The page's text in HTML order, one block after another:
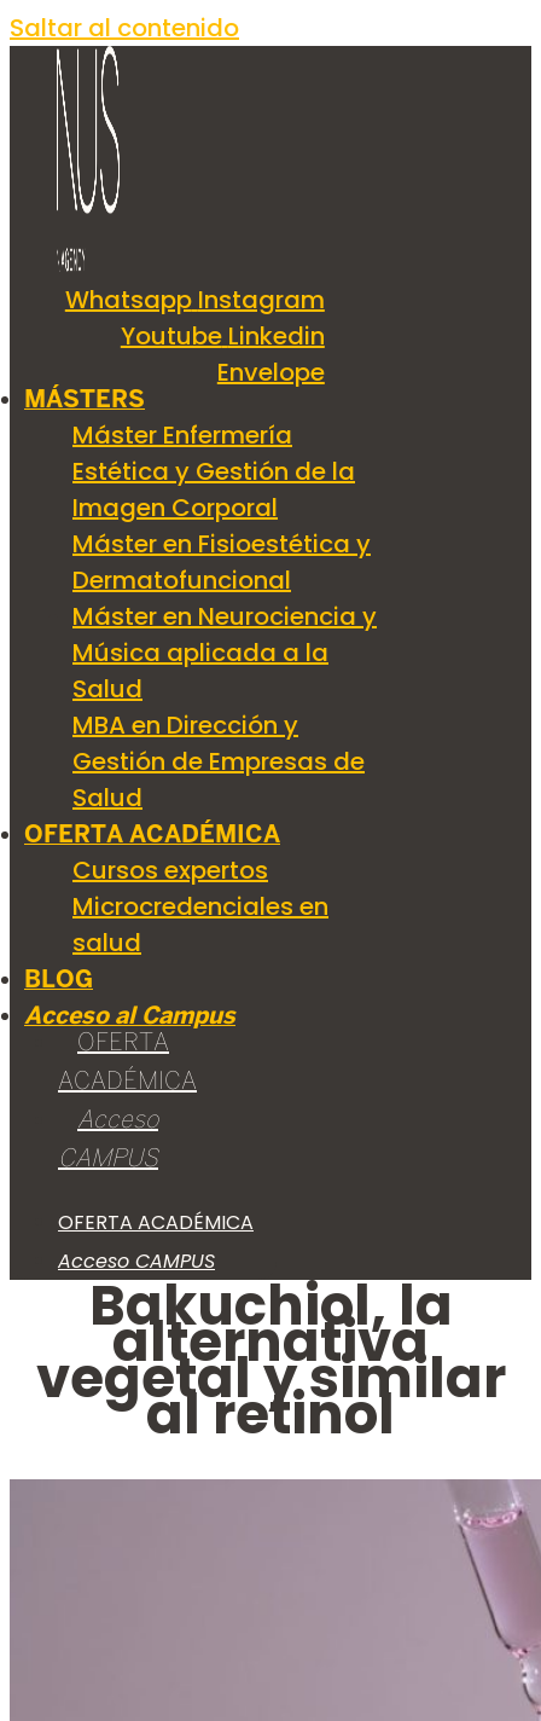
Saltar al contenido
Whatsapp Instagram
Youtube Linkedin
Envelope
MÁSTERS
Máster Enfermería
Estética y Gestión de la
Imagen Corporal
Máster en Fisioestética y
Dermatofuncional
Máster en Neurociencia y
Música aplicada a la
Salud
MBA en Dirección y
Gestión de Empresas de
Salud
OFERTA ACADÉMICA
Cursos expertos
Microcredenciales en
salud
BLOG
Acceso al Campus
OFERTA
ACADÉMICA
Acceso
CAMPUS
OFERTA ACADÉMICA
Acceso CAMPUS
Bakuchiol, la
alternativa
vegetal y similar
al retinol